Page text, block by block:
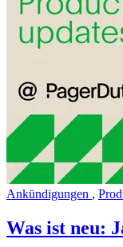
Ankündigungen ,
Was ist neu: